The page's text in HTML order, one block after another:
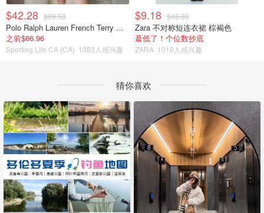
$42.28 $89.50
Polo Ralph Lauren French Terry 女童连帽卫衣 7-16码
之前$66.96
Sporting Life CA (CA) 1083人感兴趣
$9.18 $45.90
Zara 不对称短连衣裙 棕褐色
蕞低了！个位数抄底
ZARA 1010人感兴趣
猜你喜欢